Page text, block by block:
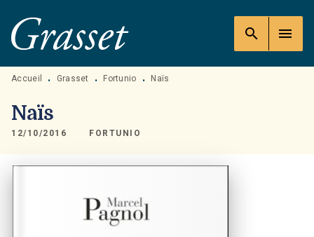
MENU RECHERCHE
PIED DE PAGE
search menu
Accueil • Grasset • Fortunio • Naïs
Naïs
12/10/2016 FORTUNIO